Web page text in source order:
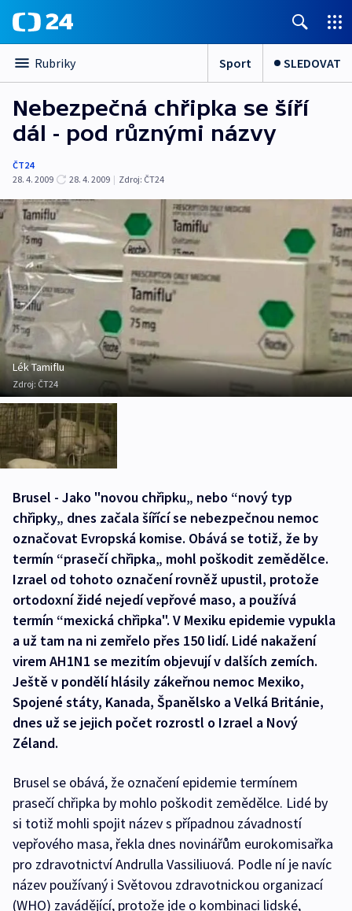
Rubriky Sport SLEDOVAT
Nebezpečná chřipka se šíří
dál - pod různými názvy
ČT24
28. 4. 2009
28. 4. 2009 | Zdroj: ČT24
Lék Tamiflu
Zdroj: ČT24
Brusel - Jako "novou chřipku„ nebo “nový typ
chřipky„ dnes začala šířící se nebezpečnou nemoc
označovat Evropská komise. Obává se totiž, že by
termín “prasečí chřipka„ mohl poškodit zemědělce.
Izrael od tohoto označení rovněž upustil, protože
ortodoxní židé nejedí vepřové maso, a používá
termín “mexická chřipka". V Mexiku epidemie vypukla
a už tam na ni zemřelo přes 150 lidí. Lidé nakažení
virem AH1N1 se mezitím objevují v dalších zemích.
Ještě v pondělí hlásily zákeřnou nemoc Mexiko,
Spojené státy, Kanada, Španělsko a Velká Británie,
dnes už se jejich počet rozrostl o Izrael a Nový
Zéland.
Brusel se obává, že označení epidemie termínem
prasečí chřipka by mohlo poškodit zemědělce. Lidé by
si totiž mohli spojit název s případnou závadností
vepřového masa, řekla dnes novinářům eurokomisařka
pro zdravotnictví Andrulla Vassiliuová. Podle ní je navíc
název používaný i Světovou zdravotnickou organizací
(WHO) zavádějící, protože jde o kombinaci lidské,